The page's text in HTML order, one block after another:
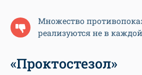
Множество
реализуются не в
«Проктостезол»